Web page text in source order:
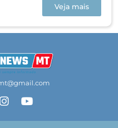
Veja mais